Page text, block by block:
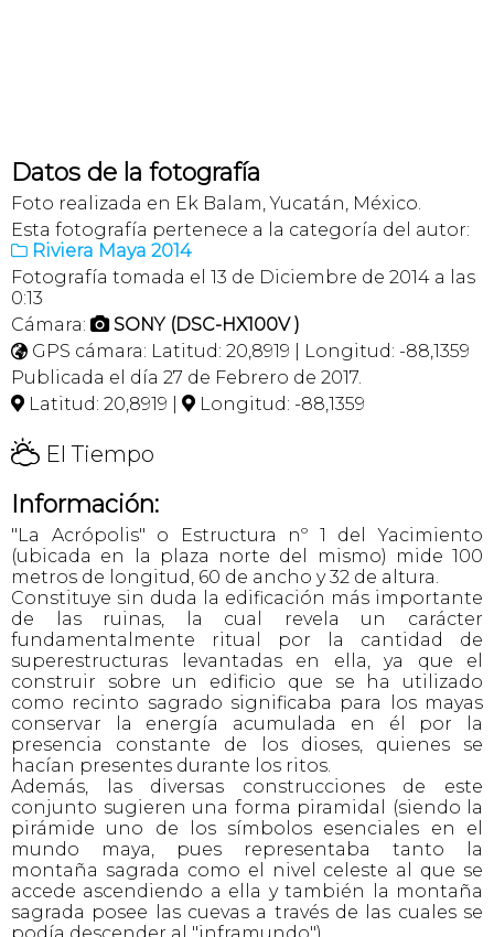
Datos de la fotografía
Foto realizada en Ek Balam, Yucatán, México.
Esta fotografía pertenece a la categoría del autor:
 Riviera Maya 2014
Fotografía tomada el 13 de Diciembre de 2014 a las
0:13
Cámara:  SONY (DSC-HX100V )
 GPS cámara: Latitud: 20,8919 | Longitud: -88,1359
Publicada el día 27 de Febrero de 2017.
 Latitud: 20,8919 |  Longitud: -88,1359
H El Tiempo
Información:
"La Acrópolis" o Estructura nº 1 del Yacimiento
(ubicada en la plaza norte del mismo) mide 100
metros de longitud, 60 de ancho y 32 de altura.
Constituye sin duda la edificación más importante
de las ruinas, la cual revela un carácter
fundamentalmente ritual por la cantidad de
superestructuras levantadas en ella, ya que el
construir sobre un edificio que se ha utilizado
como recinto sagrado significaba para los mayas
conservar la energía acumulada en él por la
presencia constante de los dioses, quienes se
hacían presentes durante los ritos.
Además, las diversas construcciones de este
conjunto sugieren una forma piramidal (siendo la
pirámide uno de los símbolos esenciales en el
mundo maya, pues representaba tanto la
montaña sagrada como el nivel celeste al que se
accede ascendiendo a ella y también la montaña
sagrada posee las cuevas a través de las cuales se
podía descender al "inframundo").